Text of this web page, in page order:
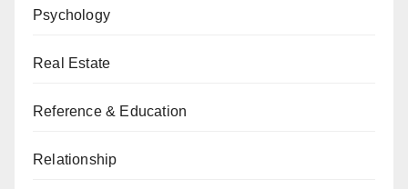
Psychology
Real Estate
Reference & Education
Relationship